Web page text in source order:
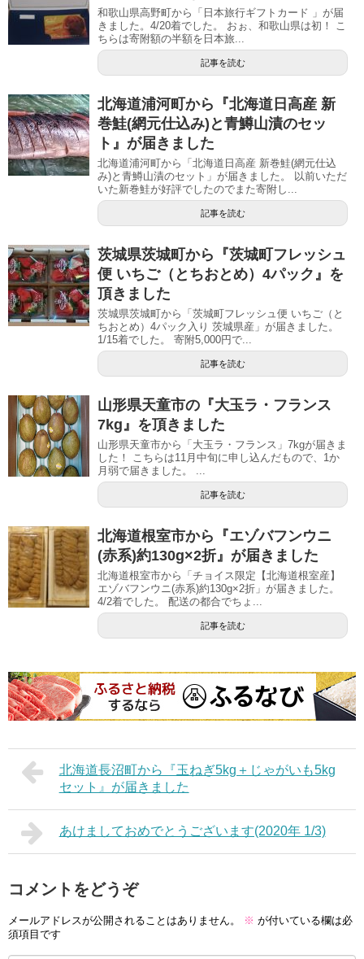
和歌山県高野町から「日本旅行ギフトカード 」が届
きました。4/20着でした。 おぉ、和歌山県は初！ こ
ちらは寄附額の半額を日本旅...
記事を読む
北海道浦河町から『北海道日高産 新
巻鮭(網元仕込み)と青鱒山漬のセッ
ト』が届きました
北海道浦河町から「北海道日高産 新巻鮭(網元仕込
み)と青鱒山漬のセット」が届きました。 以前いただ
いた新巻鮭が好評でしたのでまた寄附し...
記事を読む
茨城県茨城町から『茨城町フレッシュ
便 いちご（とちおとめ）4パック』を
頂きました
茨城県茨城町から「茨城町フレッシュ便 いちご（と
ちおとめ）4パック入り 茨城県産」が届きました。
1/15着でした。 寄附5,000円で...
記事を読む
山形県天童市の『大玉ラ・フランス
7kg』を頂きました
山形県天童市から「大玉ラ・フランス」7kgが届きま
した！ こちらは11月中旬に申し込んだもので、1か
月弱で届きました。 ...
記事を読む
北海道根室市から『エゾバフンウニ
(赤系)約130g×2折』が届きました
北海道根室市から「チョイス限定【北海道根室産】
エゾバフンウニ(赤系)約130g×2折」が届きました。
4/2着でした。 配送の都合でちょ...
記事を読む
北海道長沼町から『玉ねぎ5kg＋じゃがいも5kg
セット』が届きました
あけましておめでとうございます(2020年 1/3)
コメントをどうぞ
メールアドレスが公開されることはありません。 ※ が付いている欄は必
須項目です